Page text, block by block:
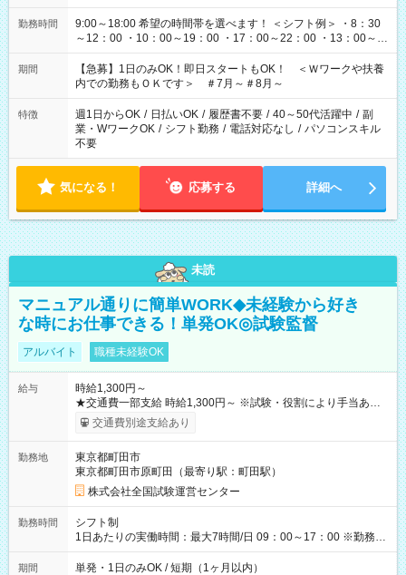
勤務時間
9:00～18:00 希望の時間帯を選べます！ ＜シフト例＞ ・8：30
～12：00 ・10：00～19：00 ・17：00～22：00 ・13：00～
22：00 ・22：00～翌6：00 など
期間
【急募】1日のみOK！即日スタートもOK！ ＜Ｗワークや扶養
内での勤務もＯＫです＞ ＃7月～＃8月～
特徴 週1日からOK / 日払いOK / 履歴書不要 / 40～50代活躍中 / 副
業・WワークOK / シフト勤務 / 電話対応なし / パソコンスキル
不要
気になる！ 応募する 詳細へ
未読
マニュアル通りに簡単WORK◆未経験から好き
な時にお仕事できる！単発OK◎試験監督
アルバイト 職種未経験OK
給与
時給1,300円～
★交通費一部支給 時給1,300円～ ※試験・役割により手当あり
※勤務回数により昇給あり 【即給（前払い）オプションあ
り！】 希望される場合、勤務から1週間ほどで給与の一部を受け
例】 ・河合塾模擬試験 8:30～17:30（休憩1時間） 時給1,300円
×8時間＝日収10,400円＋交通費 ※当日の役割により時給＋100
円の場合あり ・国家試験 7:00～13:30（休憩なし） 時給1,300
円（役割手当＋100円）×6時間＝日収8,400円＋交通費 【試用期
間】試用期間なし
交通費別途支給あり
勤務地
東京都町田市
東京都町田市原町田（最寄り駅：町田駅）
株式会社全国試験運営センター
勤務時間
シフト制
1日あたりの実働時間：最大7時間/日 09：00～17：00 ※勤務時
間は 試験により異なります。
期間 単発・1日のみOK / 短期（1ヶ月以内）